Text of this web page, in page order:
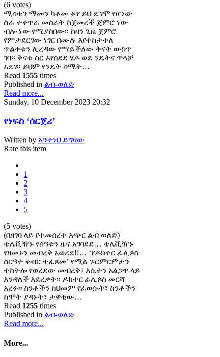
(6 votes)
ሚስቱን ማመን ካቆመ ቆየ ይህ ደግሞ የሆነው
ስራ ተቀጥራ መስራት ከጀመረች ጀምሮ ነው
ብሎ ነው የሚያስበው፡፡ ከዛን ጊዜ ጀምሮ
የምታደርገው ነገር በሙሉ እየተከታተለ
ጥልቀቱን ሊረዳው የማይችለው ቅናት ውስጥ
ገባ፡፡ ቅናቱ ስር እየሰደደ ሄዶ ወደ ንዴትና ጥላቻ
አደገ፡፡ ይህም የንዴት ስሜት…
Read 1555 times
Published in ልብ-ወለድ
Read more...
Sunday, 10 December 2023 20:32
የነፍስ ‘ሰርጀሪ’
Written by አንተነህ ይግዛው
Rate this item
1
2
3
4
5
(5 votes)
(በዘገባ ላይ የተመሰረተ አጭር ልብ ወለድ)
ቴሌቪዥኑ የሰዓቱን ዜና አገባደደ… ቴሌቪዥኑ
የዘመኑን መብረቅ አወረደ!!… ‘የዶክተር ፊሊጶስ
ስርዓተ ቀብር ተፈጸመ’ የሚል ጉርምርምታን
ተከትሎ የወረደው መብረቅ፣ እሴተን አልጋዋ ላይ
እንዳለች አደረቃት፡፡ ዶክተር ፊሊጶስ መርሻ
አረፉ፡፡ ስንቶችን ከህመም የፈወሱት፣ ስንቶችን
ከሞት ያዳኑት፣ ታዋቂው…
Read 1255 times
Published in ልብ-ወለድ
Read more...
More...